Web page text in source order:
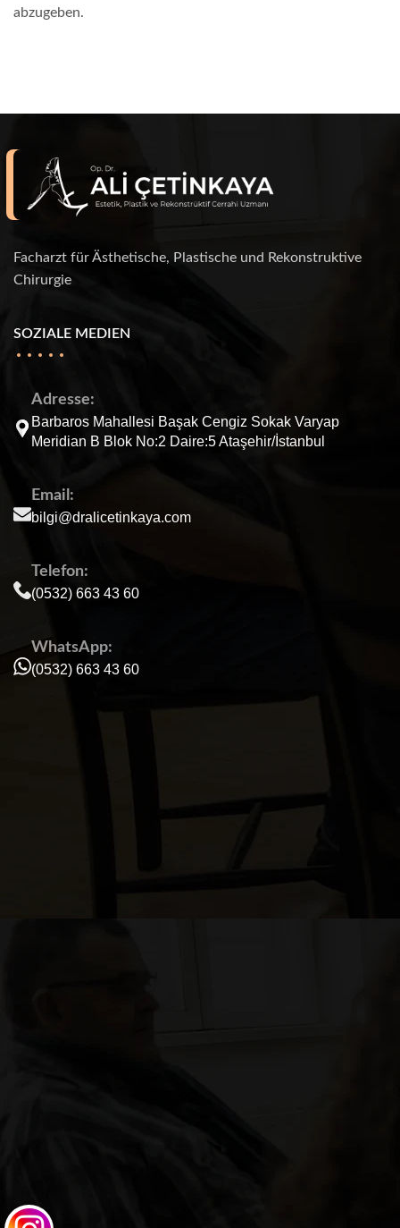
abzugeben.
Facharzt für Ästhetische, Plastische und Rekonstruktive
Chirurgie
SOZIALE MEDIEN
Adresse:
Barbaros Mahallesi Başak Cengiz Sokak Varyap
Meridian B Blok No:2 Daire:5 Ataşehir/İstanbul
Email:
bilgi@dralicetinkaya.com
Telefon:
(0532) 663 43 60
WhatsApp:
(0532) 663 43 60